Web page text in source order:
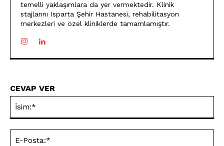
temelli yaklaşımlara da yer vermektedir. Klinik
stajlarını Isparta Şehir Hastanesi, rehabilitasyon
merkezleri ve özel kliniklerde tamamlamıştır.
CEVAP VER